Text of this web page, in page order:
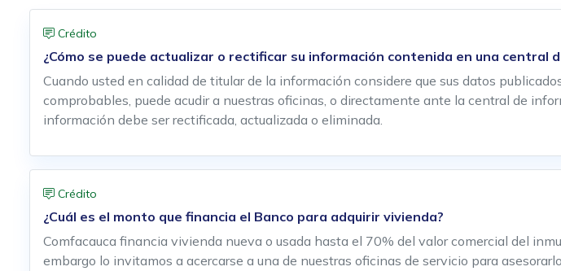
Crédito
¿Cómo se puede actualizar o rectificar su información contenida en una central
Cuando usted en calidad de titular de la información considere que sus datos
comprobables, puede acudir a nuestras oficinas, o directamente ante la central de
información debe ser rectificada, actualizada o eliminada.
Crédito
¿Cuál es el monto que financia el Banco para adquirir vivienda?
Comfacauca financia vivienda nueva o usada hasta el 70% del valor comercial del
embargo lo invitamos a acercarse a una de nuestras oficinas de servicio para